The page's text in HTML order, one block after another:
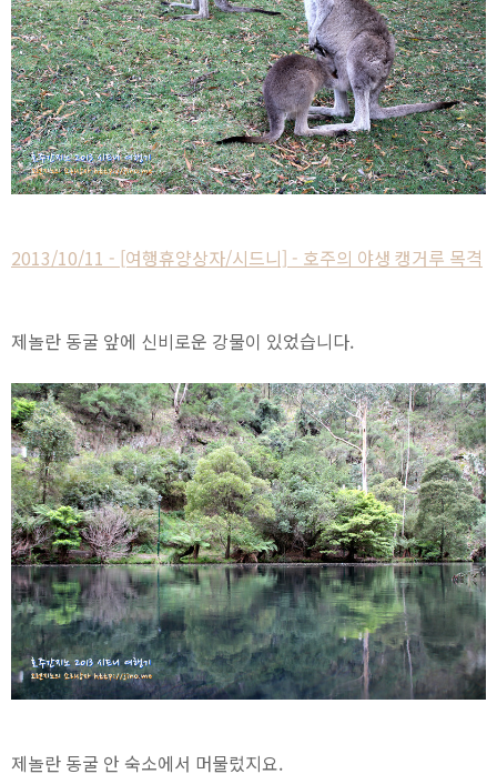
2013/10/11 - [여행휴양상자/시드니] - 호주의 야생 캥거루 목격
제놀란 동굴 앞에 신비로운 강물이 있었습니다.
제놀란 동굴 안 숙소에서 머물렀지요.